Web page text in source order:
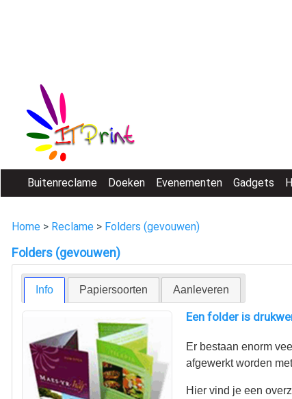
Buitenreclame Doeken Evenementen Gadgets
Home > Reclame > Folders (gevouwen)
Folders (gevouwen)
Info Papiersoorten Aanleveren
Een folder is
Er bestaan enorm
afgewerkt worden
Hier vind je een